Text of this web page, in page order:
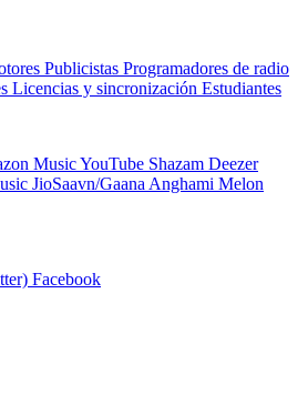
Publicistas Programadores de radio
Licencias y sincronización Estudiantes
MusicYouTube Shazam Deezer
JioSaavn/Gaana Anghami Melon
Facebook